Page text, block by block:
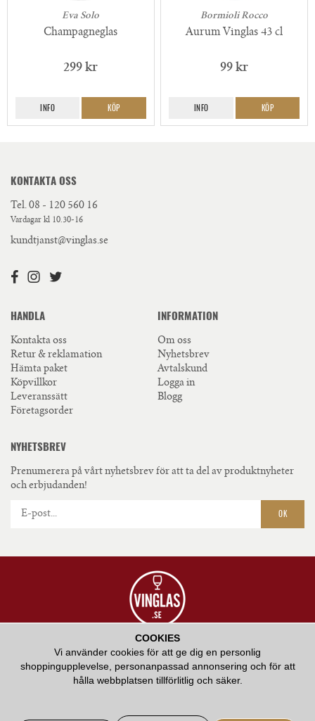
Eva Solo
Champagneglas
299 kr
INFO KÖP
Bormioli Rocco
Aurum Vinglas 43 cl
99 kr
INFO KÖP
KONTAKTA OSS
Tel. 08 - 120 560 16
Vardagar kl 10.30-16
kundtjanst@vinglas.se
HANDLA
Kontakta oss
Retur & reklamation
Hämta paket
Köpvillkor
Leveranssätt
Företagsorder
INFORMATION
Om oss
Nyhetsbrev
Avtalskund
Logga in
Blogg
NYHETSBREV
Prenumerera på vårt nyhetsbrev för att ta del av produktnyheter
och erbjudanden!
OK
VÅR AMBITION ÄR ATT ERBJUDA HÖGKVALITATIV SERVICE OCH ATT BIDRA
MED VÅR KUNSKAP KRING HUR RÄTT GLAS KAN FÖRHÖJA EN
SMAKUPPLEVELSE.
COOKIES
Vi använder cookies för att ge dig en personlig
shoppingupplevelse, personanpassad annonsering och för att
hålla webbplatsen tillförlitlig och säker.